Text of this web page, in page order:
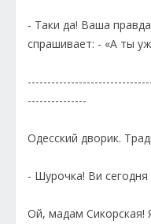
- Таки да! Ваша
спрашивает: - «А ты
---------------
Одесский дворик.
- Шурочка! Ви
Ой, мадам Сикорская!